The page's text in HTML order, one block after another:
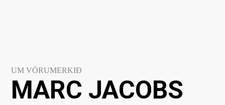
UM VÖRUMERKIÐ
MARC JACOBS